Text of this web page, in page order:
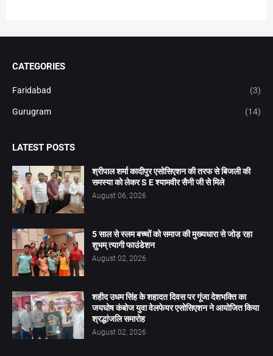
CATEGORIES
Faridabad (3)
Gurugram (14)
LATEST POSTS
श्रीपाल शर्मा कादीपुर एसोसिएशन की तरफ से बिजली की
समस्या को लेकर S E श्यामवीर सैनी जी से मिले
August 06, 2026
5 साल से स्लम बच्चों को समाज की मुख्यधारा से जोड़ रहा
शुभम् त्यागी फाउंडेशन
August 02, 2026
शहीद उधम सिंह के शहादत दिवस पर गूंजा देशभक्ति का
जयघोष कंबोज युवा वेलफेयर एसोसिएशन ने आयोजित किया
श्रद्धांजलि समारोह
August 02, 2026